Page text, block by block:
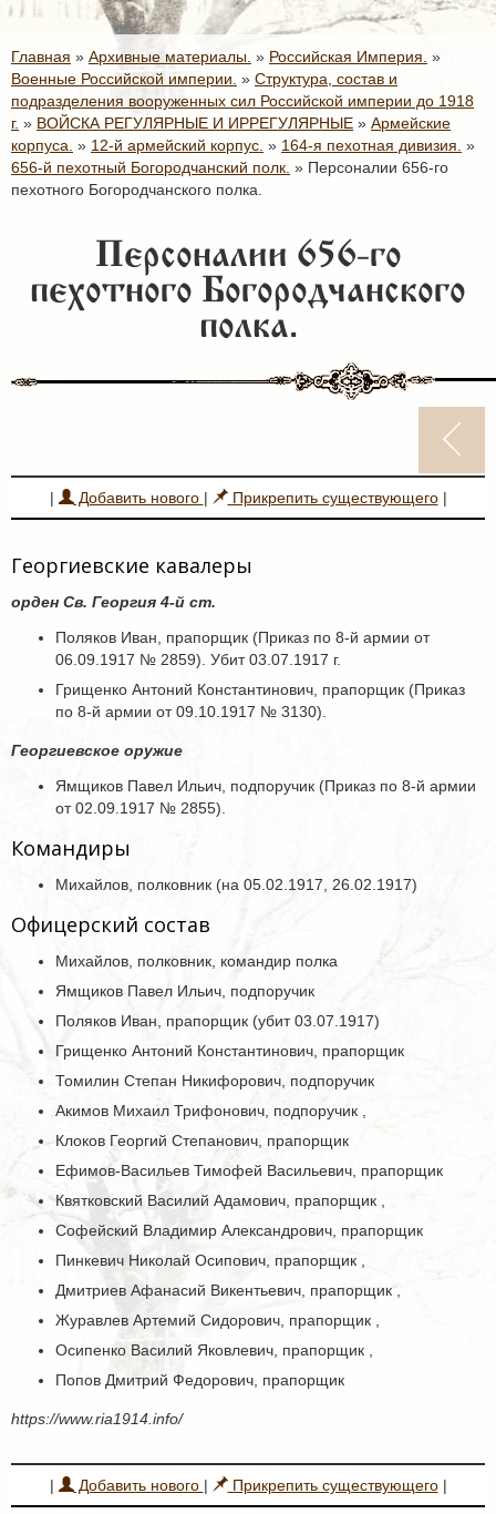
Главная » Архивные материалы. » Российская Империя. »
Военные Российской империи. » Структура, состав и
подразделения вооруженных сил Российской империи до 1918
г. » ВОЙСКА РЕГУЛЯРНЫЕ И ИРРЕГУЛЯРНЫЕ » Армейские
корпуса. » 12-й армейский корпус. » 164-я пехотная дивизия. »
656-й пехотный Богородчанский полк. » Персоналии 656-го
пехотного Богородчанского полка.
Персоналии 656-го
пехотного Богородчанского
полка.
| Добавить нового | Прикрепить существующего|
Георгиевские кавалеры
орден Св. Георгия 4-й ст.
Поляков Иван, прапорщик (Приказ по 8-й армии от
06.09.1917 № 2859). Убит 03.07.1917 г.
Грищенко Антоний Константинович, прапорщик (Приказ
по 8-й армии от 09.10.1917 № 3130).
Георгиевское оружие
Ямщиков Павел Ильич, подпоручик (Приказ по 8-й армии
от 02.09.1917 № 2855).
Командиры
Михайлов, полковник (на 05.02.1917, 26.02.1917)
Офицерский состав
Михайлов, полковник, командир полка
Ямщиков Павел Ильич, подпоручик
Поляков Иван, прапорщик (убит 03.07.1917)
Грищенко Антоний Константинович, прапорщик
Томилин Степан Никифорович, подпоручик
Акимов Михаил Трифонович, подпоручик ,
Клоков Георгий Степанович, прапорщик
Ефимов-Васильев Тимофей Васильевич, прапорщик
Квятковский Василий Адамович, прапорщик ,
Софейский Владимир Александрович, прапорщик
Пинкевич Николай Осипович, прапорщик ,
Дмитриев Афанасий Викентьевич, прапорщик ,
Журавлев Артемий Сидорович, прапорщик ,
Осипенко Василий Яковлевич, прапорщик ,
Попов Дмитрий Федорович, прапорщик
https://www.ria1914.info/
| Добавить нового | Прикрепить существующего|